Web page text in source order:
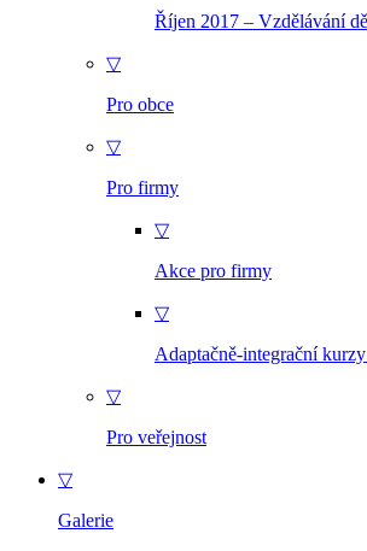
Říjen 2017 – Vzdělávání
▽
Pro obce
▽
Pro firmy
▽
Akce pro firmy
▽
Adaptačně-integrační
▽
Pro veřejnost
▽
Galerie